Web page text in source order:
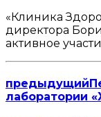
«Клиника
директора
активное
предыдущий
лаборатории